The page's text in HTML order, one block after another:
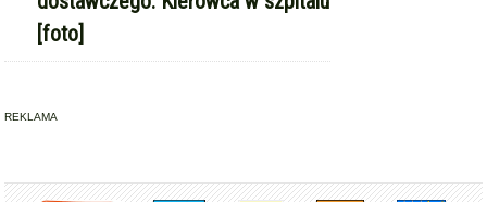
[foto]
REKLAMA